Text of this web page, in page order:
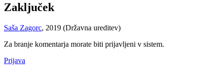
Zaključek
Saša Zagorc, 2019 (Državna ureditev)
Za branje komentarja morate biti prijavljeni v sistem.
Prijava